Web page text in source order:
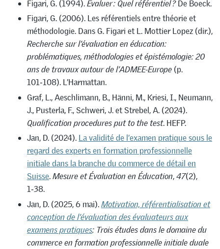
Figari, G. (1994).Evaluer: Quel référentiel?De Boeck.
Figari, G. (2006). Les référentiels entre théorie et
méthodologie. Dans G. Figari et L. Mottier Lopez (dir.),
Recherche sur l’évaluation en éducation:
problématiques, méthodologies et épistémologie: 20
ans de travaux autour de l’ADMEE-Europe (p.
101‑108). L’Harmattan.
Graf, L., Aeschlimann, B., Hänni, M., Kriesi, I., Neumann,
J., Pusterla, F., Schweri, J. et Strebel, A. (2024).
Qualification procedures put to the test. HEFP.
Jan, D. (2024). La validité de l’examen pratique sous le
regard des experts en formation professionnelle
initiale dans la branche du commerce de détail en
Suisse.Mesure et Évaluation en Éducation,47(2),
1‑38.
Jan, D. (2025, 6 mai).Motivation, référentialisation et
conception de l’évaluation des évaluateurs aux
examens pratiques: Trois études dans le domaine du
commerce en formation professionnelle initiale duale